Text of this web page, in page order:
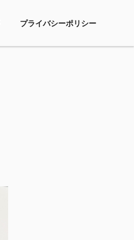
プライバシーポリシー